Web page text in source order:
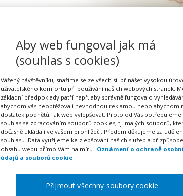
Proč se
Efektivní
kooperativní
Zřetel, s.r.o.
Aby web fungoval jak má
(souhlas s cookies)
Vážený návštěvníku, snažíme se ze všech sil přinášet vysokou
uživatelského komfortu při používání našich webových stránek.
základní předpoklady patří např. aby správně fungovalo
abychom vás neobtěžovali nevhodnou reklamou nebo abychom
dostatek podnětů, jak web vylepšovat. Proto od Vás potřebujeme
souhlas se zpracováním souborů cookies, tj. malých souborů,
dočasně ukládají ve vašem prohlížeči. Předem děkujeme za
souhlasu. Data využijeme ke zlepšování našich služeb a
obsahu webu přímo Vám na míru.
Oznámení o ochraně
údajů a souborů cookie
Přijmout všechny soubory cookie